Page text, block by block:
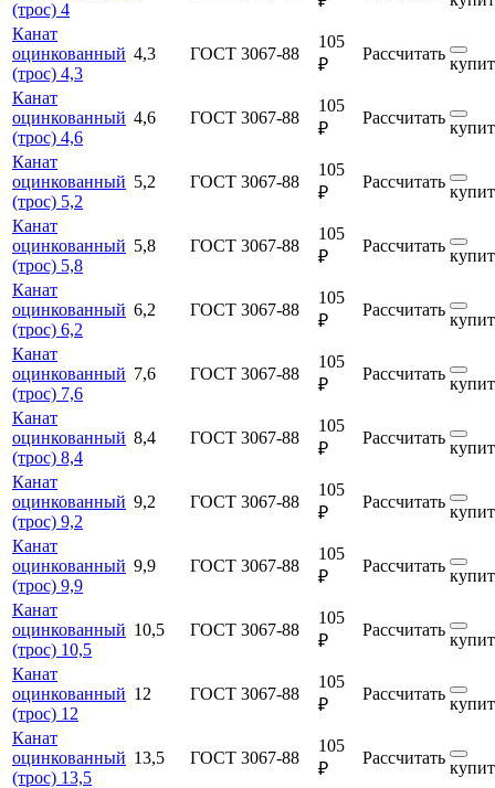
(трос) 4
Канат
оцинкованный
(трос) 4,3
4,3 ГОСТ 3067-88
105
₽
Рассчитать
Канат
оцинкованный
(трос) 4,6
4,6 ГОСТ 3067-88
105
₽
Рассчитать
Канат
оцинкованный
(трос) 5,2
5,2 ГОСТ 3067-88
105
₽
Рассчитать
Канат
оцинкованный
(трос) 5,8
5,8 ГОСТ 3067-88
105
₽
Рассчитать
Канат
оцинкованный
(трос) 6,2
6,2 ГОСТ 3067-88
105
₽
Рассчитать
Канат
оцинкованный
(трос) 7,6
7,6 ГОСТ 3067-88
105
₽
Рассчитать
Канат
оцинкованный
(трос) 8,4
8,4 ГОСТ 3067-88
105
₽
Рассчитать
Канат
оцинкованный
(трос) 9,2
9,2 ГОСТ 3067-88
105
₽
Рассчитать
Канат
оцинкованный
(трос) 9,9
9,9 ГОСТ 3067-88
105
₽
Рассчитать
Канат
оцинкованный
(трос) 10,5
10,5 ГОСТ 3067-88
105
₽
Рассчитать
Канат
оцинкованный
(трос) 12
12 ГОСТ 3067-88
105
₽
Рассчитать
Канат
оцинкованный
(трос) 13,5
13,5 ГОСТ 3067-88
105
₽
Рассчитать